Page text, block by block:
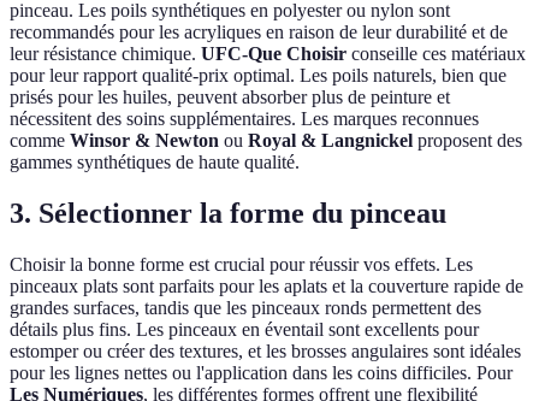
pinceau. Les poils synthétiques en polyester ou nylon sont
recommandés pour les acryliques en raison de leur durabilité et de
leur résistance chimique. UFC-Que Choisir conseille ces matériaux
pour leur rapport qualité-prix optimal. Les poils naturels, bien que
prisés pour les huiles, peuvent absorber plus de peinture et
nécessitent des soins supplémentaires. Les marques reconnues
comme Winsor & Newton ou Royal & Langnickel proposent des
gammes synthétiques de haute qualité.
3. Sélectionner la forme du pinceau
Choisir la bonne forme est crucial pour réussir vos effets. Les
pinceaux plats sont parfaits pour les aplats et la couverture rapide de
grandes surfaces, tandis que les pinceaux ronds permettent des
détails plus fins. Les pinceaux en éventail sont excellents pour
estomper ou créer des textures, et les brosses angulaires sont idéales
pour les lignes nettes ou l'application dans les coins difficiles. Pour
Les Numériques, les différentes formes offrent une flexibilité